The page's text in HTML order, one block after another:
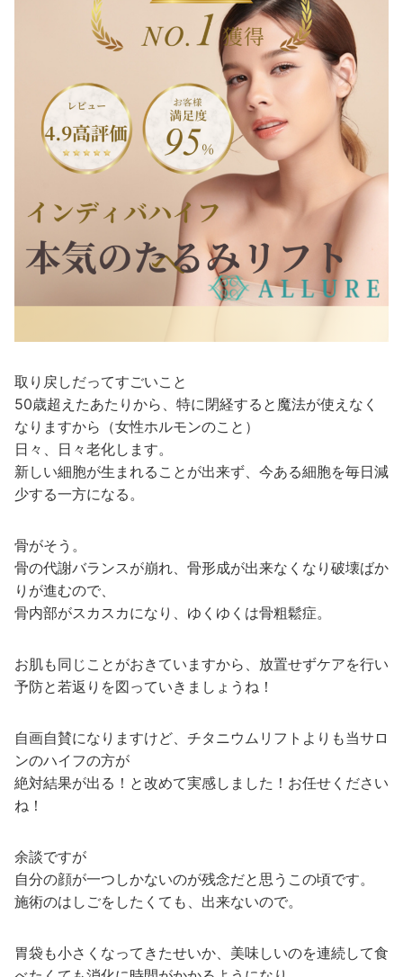
取り戻しだってすごいこと
50歳超えたあたりから、特に閉経すると魔法が使えなく
なりますから（女性ホルモンのこと）
日々、日々老化します。
新しい細胞が生まれることが出来ず、今ある細胞を毎日減
少する一方になる。
骨がそう。
骨の代謝バランスが崩れ、骨形成が出来なくなり破壊ばか
りが進むので、
骨内部がスカスカになり、ゆくゆくは骨粗鬆症。
お肌も同じことがおきていますから、放置せずケアを行い
予防と若返りを図っていきましょうね！
自画自賛になりますけど、チタニウムリフトよりも当サロ
ンのハイフの方が
絶対結果が出る！と改めて実感しました！お任せください
ね！
余談ですが
自分の顔が一つしかないのが残念だと思うこの頃です。
施術のはしごをしたくても、出来ないので。
胃袋も小さくなってきたせいか、美味しいのを連続して食